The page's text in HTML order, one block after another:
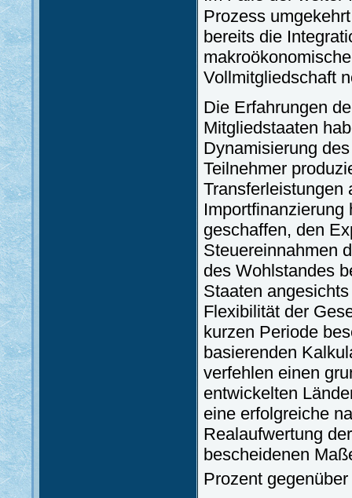
Prozess
bereits die
Vollmitgliedschaft
Die Erfahrungen
Mitgliedstaaten
Dynamisierung
Teilnehmer
Transferleistungen
Importfinanzierung
geschaffen, den
Steuereinnahmen
des Wohlstandes
Staaten
Flexibilität der
kurzen Periode
basierenden
verfehlen einen
entwickelten
eine erfolgreiche
Realaufwertung
bescheidenen
Prozent